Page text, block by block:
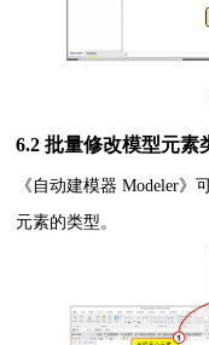
6.2 批量修改模型元素
《自动建模器 Modeler
元素的类型。